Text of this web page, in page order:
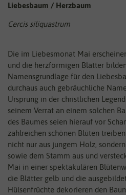
Liebesbaum / Herzbaum
Cercis siliquastrum
Die im Liebesmonat Mai
und die herzförmigen Blätter
Namensgrundlage für den
durchaus auch gebräuchliche
Ursprung in der christlichen
seinem Verrat an einem solchen
des Baumes seien hierauf vor
zahlreichen schönen Blüten
nicht nur aus jungem Holz,
sowie dem Stamm aus und
Mai in einer spektakulären
die Blätter gelb und die
Hülsenfrüchte dekorieren den